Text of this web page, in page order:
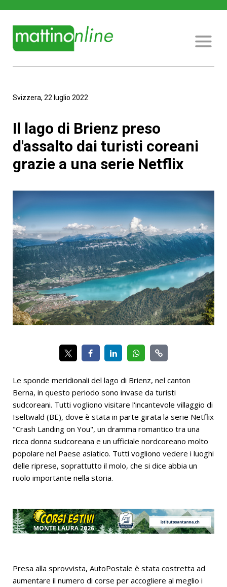
Svizzera, 22 luglio 2022
Il lago di Brienz preso
d'assalto dai turisti coreani
grazie a una serie Netflix
Le sponde meridionali del lago di Brienz, nel canton
Berna, in questo periodo sono invase da turisti
sudcoreani. Tutti vogliono visitare l'incantevole villaggio di
Iseltwald (BE), dove è stata in parte girata la serie Netflix
"Crash Landing on You", un dramma romantico tra una
ricca donna sudcoreana e un ufficiale nordcoreano molto
popolare nel Paese asiatico. Tutti vogliono vedere i luoghi
delle riprese, soprattutto il molo, che si dice abbia un
ruolo importante nella storia.
Presa alla sprovvista, AutoPostale è stata costretta ad
aumentare il numero di corse per accogliere al meglio i